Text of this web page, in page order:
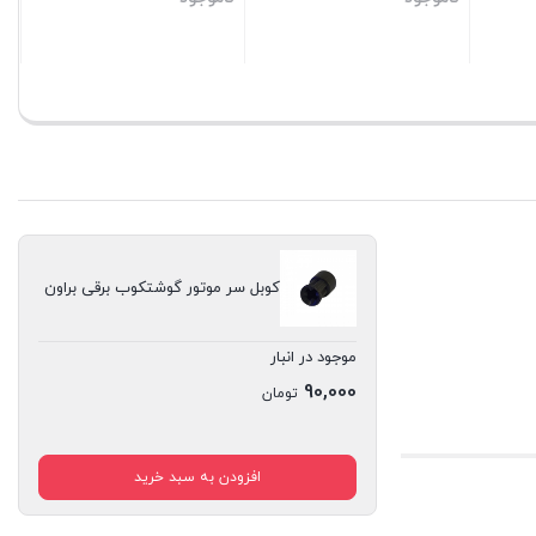
کوبل سر موتور گوشتکوب برقی براون
موجود در انبار
90,000 تومان
افزودن به سبد خرید